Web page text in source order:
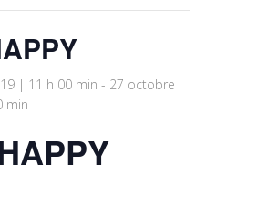
| 11 h 00 min - 27 octobre
min